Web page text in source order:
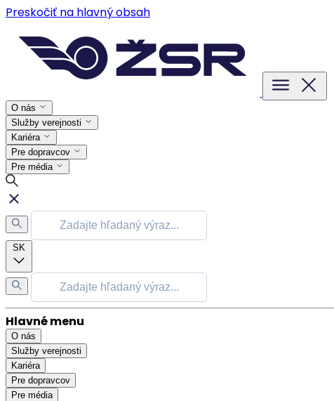
Preskočiť na hlavný obsah
O nás
Služby verejnosti
Kariéra
Pre dopravcov
Pre média
SK
Hlavné menu
O nás
Služby verejnosti
Kariéra
Pre dopravcov
Pre média